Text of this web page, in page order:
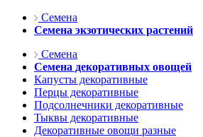
Семена
Семена экзотических растений
Семена
Семена декоративных овощей
Капусты декоративные
Перцы декоративные
Подсолнечники декоративные
Тыквы декоративные
Декоративные овощи разные